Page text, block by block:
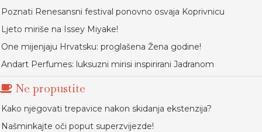
Poznati Renesansni festival ponovno osvaja Koprivnicu
Ljeto miriše na Issey Miyake!
One mijenjaju Hrvatsku: proglašena Žena godine!
Andart Perfumes: luksuzni mirisi inspirirani Jadranom
Ne propustite
Kako njegovati trepavice nakon skidanja ekstenzija?
Našminkajte oči poput superzvijezde!